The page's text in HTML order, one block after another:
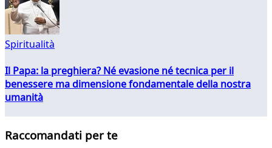
Spiritualità
Il Papa: la preghiera? Né evasione né tecnica per il
benessere ma dimensione fondamentale della nostra
umanità
Raccomandati per te